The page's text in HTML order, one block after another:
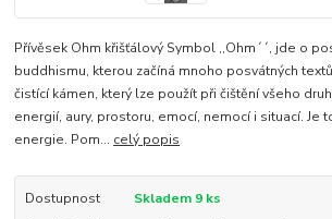
Přívěsek Ohm křišťálový Symbol ,,Ohm´´, jde o
buddhismu, kterou začíná mnoho posvátných
čistící kámen, který lze použít při čištění všeho
energií, aury, prostoru, emocí, nemocí i situací. Je
energie. Pom... celý popis
Dostupnost
Skladem 9 ks